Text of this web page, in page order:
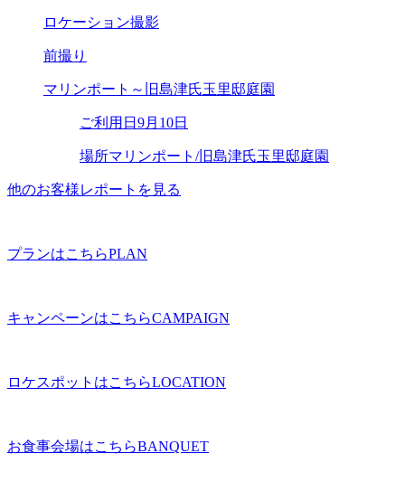
ロケーション撮影
前撮り
マリンポート～旧島津氏玉里邸庭園
ご利用日 9月10日
場所マリンポート/旧島津氏玉里邸庭園
他のお客様レポートを見る
プランはこちらPLAN
キャンペーンはこちらCAMPAIGN
ロケスポットはこちらLOCATION
お食事会場はこちらBANQUET